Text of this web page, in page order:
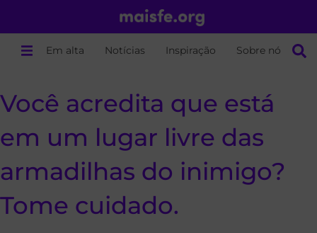
Em alta Notícias Inspiração Sobre nós
Você acredita que está
em um lugar livre das
armadilhas do inimigo?
Tome cuidado.